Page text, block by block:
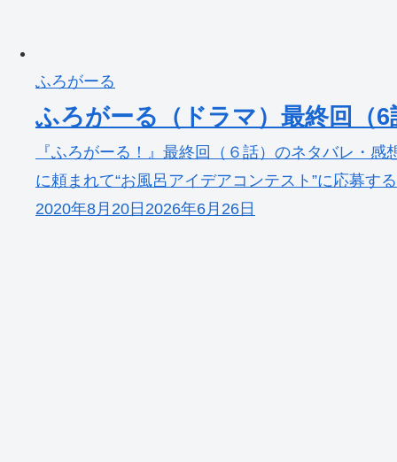
ふろがーる
ふろがーる（ドラマ）最終回（
『ふろがーる！』最終回（６話）のネタバレ・
に頼まれて“お風呂アイデアコンテスト”に応募す
2020年8月20日 2026年6月26日